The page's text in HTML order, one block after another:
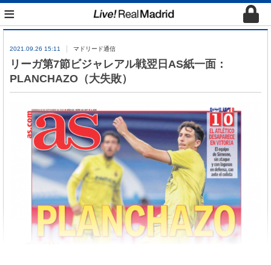
≡
2021.09.26 15:11 マドリード通信
リーガ第7節ビジャレアル戦翌日AS紙一面：
PLANCHAZO（大失敗）